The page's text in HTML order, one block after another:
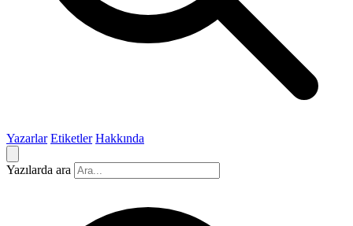
Yazarlar Etiketler Hakkında
Yazılarda ara